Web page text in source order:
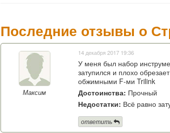
Последние отзывы о
Максим
14 декабря 2017 19:36
У меня был набор
затупился и плохо
обжимными F-ми Trilink
Достоинства: Прочный
Недостатки: Всё равно
ответить